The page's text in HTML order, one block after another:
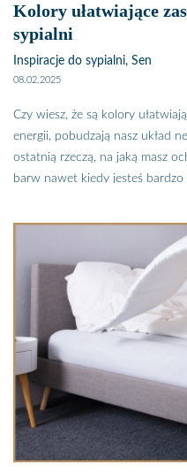
Kolory ułatwiające
sypialni
Inspiracje do sypialni, Sen
08.02.2025
Czy wiesz, że są kolory
energii, pobudzają nasz układ
ostatnią rzeczą, na jaką masz
barw nawet kiedy jesteś bardzo
zwiększonych obrotach.
Kolory ułatwiające zasypianie
nerwowy wycisza się, kiedy
jasny komunikat „PORA
zwalniają, a Ty czujesz się
barwy sprzyjają wypoczynkowi i
Koniecznie przeczytaj ten
zasypianiem.